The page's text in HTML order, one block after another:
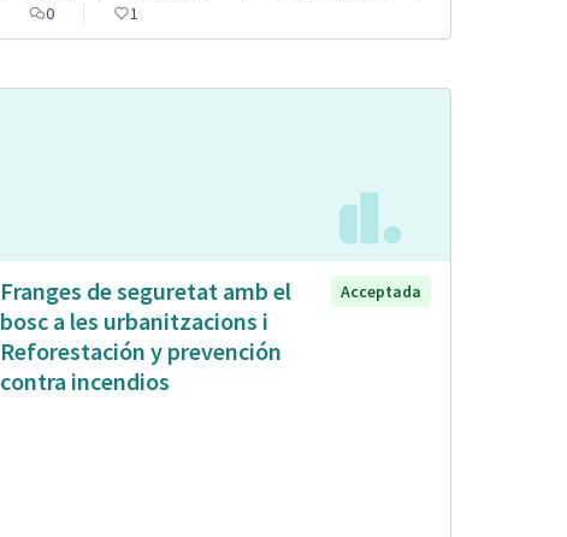
0
1
Franges de seguretat amb el
bosc a les urbanitzacions i
Reforestación y prevención
contra incendios
Acceptada